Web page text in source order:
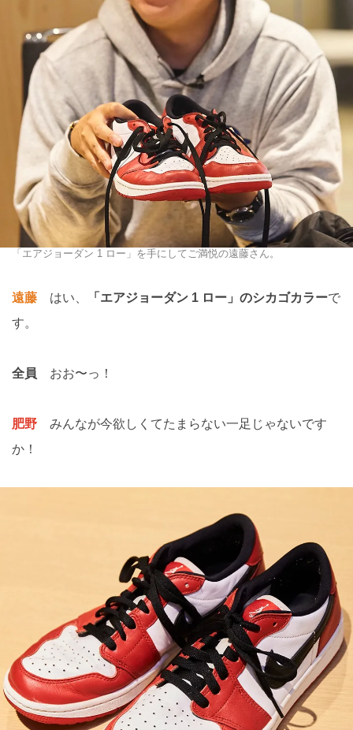
「エアジョーダン 1 ロー」を手にしてご満悦の遠藤さん。
遠藤 はい、 「エアジョーダン 1 ロー」のシカゴカラーで
す。
全員 おお〜っ！
肥野 みんなが今欲しくてたまらない一足じゃないです
か！